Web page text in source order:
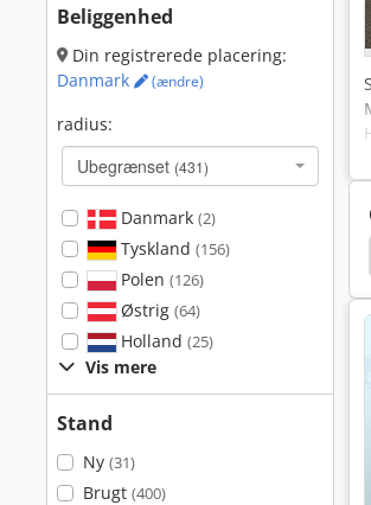
Beliggenhed
Din registrerede placering:
Danmark
(ændre)
radius:
Ubegrænset (431)
Danmark (2)
Tyskland (156)
Polen (126)
Østrig (64)
Holland (25)
Vis mere
Stand
Ny (31)
Brugt (400)
Liebherr Mobilkran